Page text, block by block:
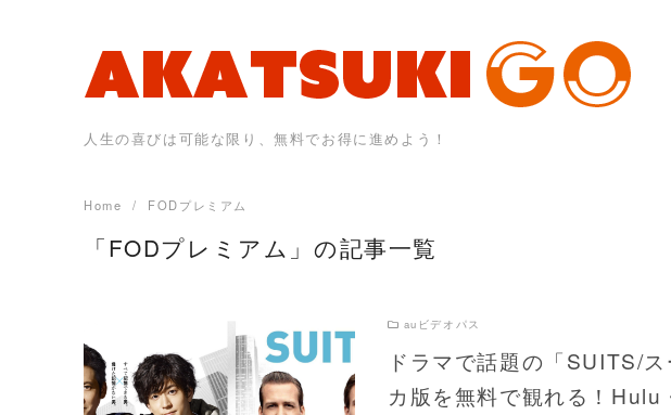
人生の喜びは可能な限り、無料でお得に進めよう！
Home FODプレミアム
「FODプレミアム」の記事一覧
auビデオパス
ドラマで話題の「SUITS/
カ版を無料で観れる！